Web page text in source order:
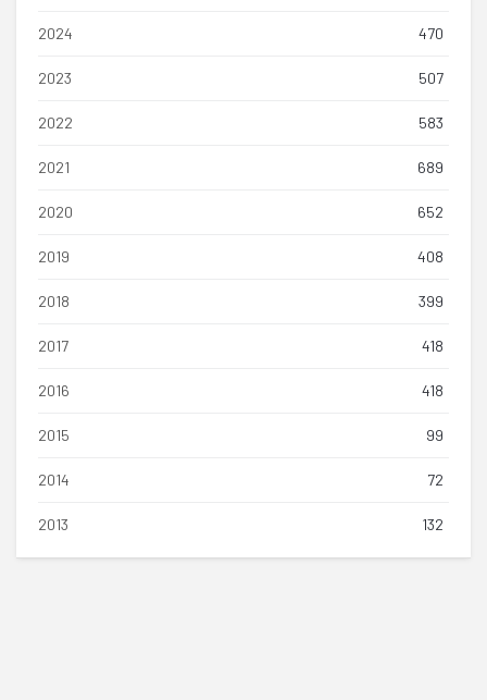
2024 470
2023 507
2022 583
2021 689
2020 652
2019 408
2018 399
2017 418
2016 418
2015 99
2014 72
2013 132